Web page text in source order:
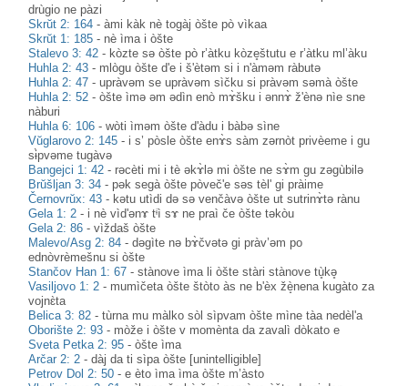
drùgio ne pàzi
Skrŭt 2: 164 -àmi kàk nè togàj òšte pò vìkaa
Skrŭt 1: 185 - nè ìma i òšte
Stalevo 3: 42 - kòzte sə òšte pò r’àtku kòze̥štutu e r’àtku ml’àku
Huhla 2: 43 - mlògu òšte d'e i š'ètəm si i n'àməm ràbutə
Huhla 2: 47 -upràvəm se upràvəm sìčku si pràvəm səmà òšte
Huhla 2: 52 -òšte ìmə əm ədìn enò mɤ̀šku i ənnɤ̀ ž'ènə nìe sne
nàburi
Huhla 6: 106 -wòti ìməm òšte d'àdu i bàbə sìne
Vŭglarovo 2: 145 - i s’ pòsle òšte enɤ̀s sàm zərnòt privèeme i gu
sɨ̀pvəme tugàvə
Bangejci 1: 42 - rəcèti mi i tè əkɤ̀lə mi òšte ne sɤ̀m gu zəgùbilə
Brŭšljan 3: 34 -pək segà òšte pòveč'e səs tèl' gi pràime
Černovrŭx: 43 - kətu utìdi də sə venčàvə òšte ut sutrinɤ̀tə rànu
Gela 1: 2 - i nè vìd'ənɤ tᶤì sɤ ne praì če òšte təkòu
Gela 2: 86 -vìždaš òšte
Malevo/Asg 2: 84 -dəgìte nə bɤ̀čvətə gi pràv’əm po
ednòvrèmešnu si òšte
Stančov Han 1: 67 -stànove ìma li òšte stàri stànove tù̥kə̥
Vasiljovo 1: 2 - mumìčeta òšte štòto às ne b'èx žè̝nena kugàto za
vojnɛ̀ta
Belica 3: 82 -tùrna mu màlko sòl sìpvam òšte mìne tàa nedèl'a
Oborište 2: 93 - mòže i òšte v momènta da zavalì dòkato e
Sveta Petka 2: 95 -òšte ìma
Arčar 2: 2 -dàj da ti sìpa òšte [unintelligible]
Petrov Dol 2: 50 -e èto ìma ìma òšte m’àsto